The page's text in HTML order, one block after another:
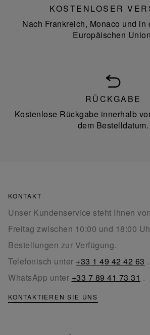
KOSTENLOSER
Nach Frankreich, Monaco und in
Europäischen
RÜCKGABE
Kostenlose Rückgabe innerhalb
dem Bestelldatum.
KONTAKT
Unser Kundenservice steht Ihnen
Freitag zwischen 10:00 und 18:00
Bestellungen zur Verfügung.
Telefonisch unter +33 1 49 42 42 63 .
WhatsApp unter +33 7 89 41 73 31 .
KONTAKTIEREN SIE UNS